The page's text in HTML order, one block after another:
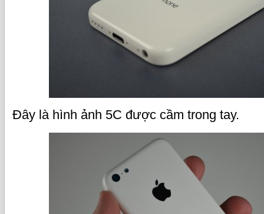
Đây là hình ảnh 5C được cầm trong tay.